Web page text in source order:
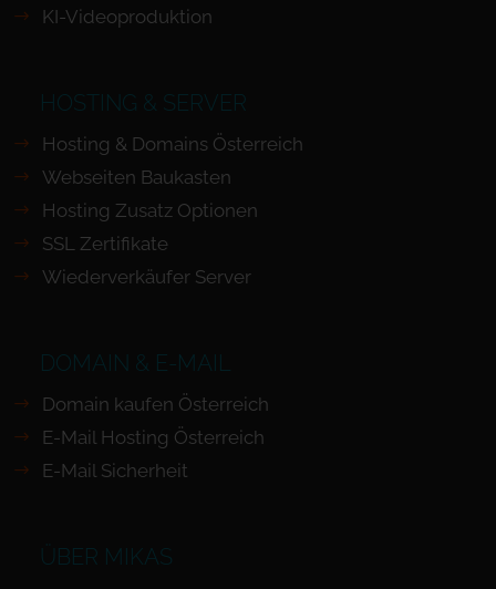
KI-Videoproduktion
HOSTING & SERVER
Hosting & Domains Österreich
Webseiten Baukasten
Hosting Zusatz Optionen
SSL Zertifikate
Wiederverkäufer Server
DOMAIN & E-MAIL
Domain kaufen Österreich
E-Mail Hosting Österreich
E-Mail Sicherheit
ÜBER MIKAS